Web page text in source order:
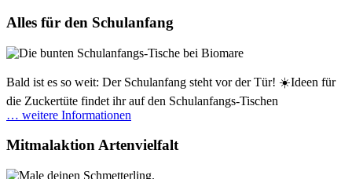
Alles für den Schulanfang
Bald ist es so weit: Der Schulanfang steht vor der Tür! ☀️Ideen für
die Zuckertüte findet ihr auf den Schulanfangs-Tischen
… weitere Informationen
Mitmalaktion Artenvielfalt